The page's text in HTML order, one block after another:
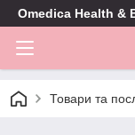
Omedica Health &
Товари та